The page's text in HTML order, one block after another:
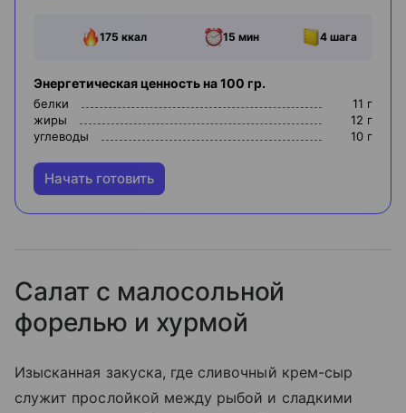
175 ккал 15 мин 4 шага
Энергетическая ценность на 100 гр.
белки 11 г
жиры
12 г
углеводы
10 г
Начать готовить
Салат с малосольной
форелью и хурмой
Изысканная закуска, где сливочный крем-сыр
служит прослойкой между рыбой и сладкими